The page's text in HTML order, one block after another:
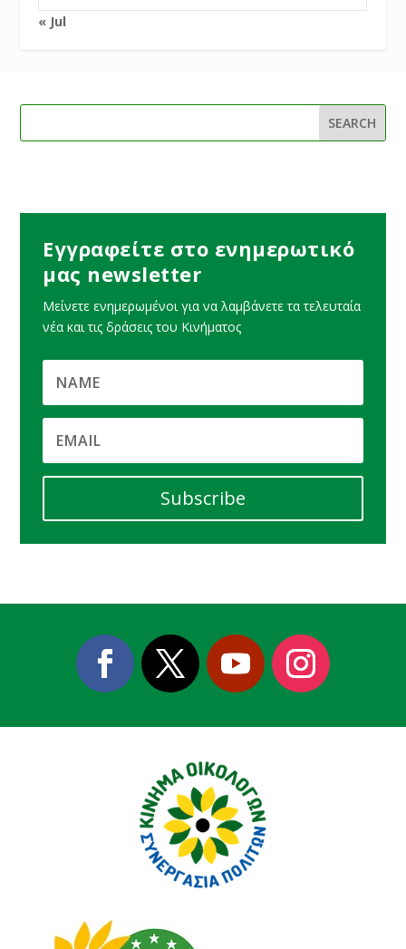
« Jul
Εγγραφείτε στο ενημερωτικό
μας newsletter
Μείνετε ενημερωμένοι για να λαμβάνετε τα τελευταία
νέα και τις δράσεις του Κινήματος
Subscribe